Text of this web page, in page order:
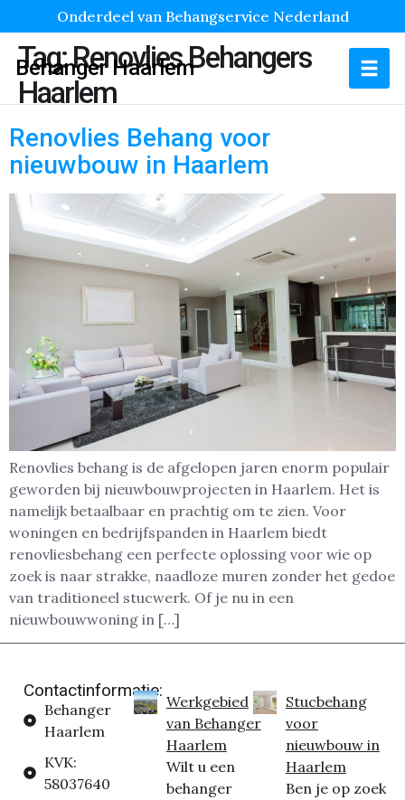
Onderdeel van Behangservice Nederland
Behanger Haarlem
Tag:Renovlies Behangers
Haarlem
Renovlies Behang voor
nieuwbouw in Haarlem
Renovlies behang is de afgelopen jaren enorm populair
geworden bij nieuwbouwprojecten in Haarlem. Het is
namelijk betaalbaar en prachtig om te zien. Voor
woningen en bedrijfspanden in Haarlem biedt
renovliesbehang een perfecte oplossing voor wie op
zoek is naar strakke, naadloze muren zonder het gedoe
van traditioneel stucwerk. Of je nu in een
nieuwbouwwoning in […]
Contactinformatie:
Behanger
Haarlem
KVK:
58037640
Werkgebied
van Behanger
Haarlem
Wilt u een
behanger
Stucbehang
voor
nieuwbouw in
Haarlem
Ben je op zoek